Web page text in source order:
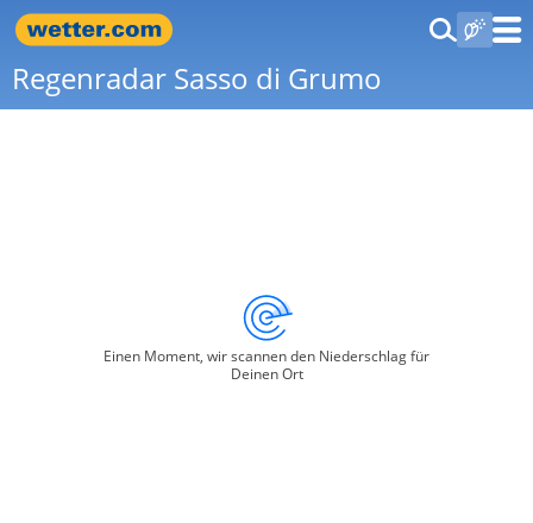
Regenradar Sasso di Grumo
Einen Moment, wir scannen den Niederschlag für
Deinen Ort